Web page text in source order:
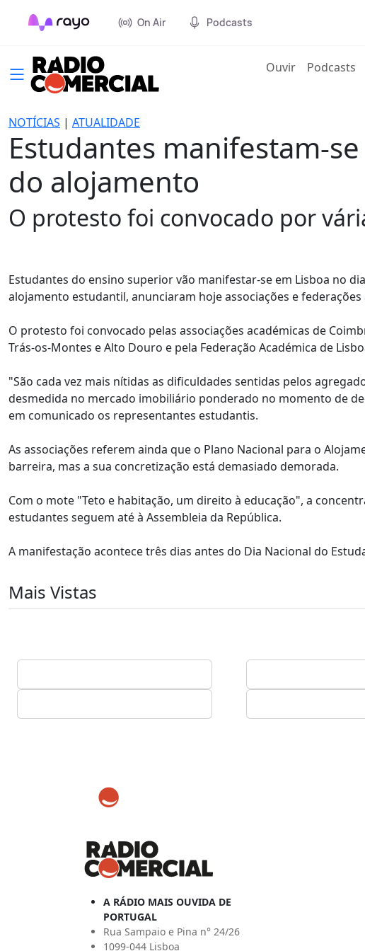
On Air Podcasts
Ouvir(current)
Podcasts
NOTÍCIAS | ATUALIDADE
Estudantes manifestam-
do alojamento
O protesto foi convocado por
Estudantes do ensino superior vão manifestar-se em Lisboa no
alojamento estudantil, anunciaram hoje associações e federações
O protesto foi convocado pelas associações académicas de
Trás-os-Montes e Alto Douro e pela Federação Académica de
"São cada vez mais nítidas as dificuldades sentidas pelos
desmedida no mercado imobiliário ponderado no momento de
em comunicado os representantes estudantis.
As associações referem ainda que o Plano Nacional para o
barreira, mas a sua concretização está demasiado demorada.
Com o mote "Teto e habitação, um direito à educação", a
estudantes seguem até à Assembleia da República.
A manifestação acontece três dias antes do Dia Nacional do
Mais Vistas
A RÁDIO MAIS OUVIDA DE
PORTUGAL
Rua Sampaio e Pina n° 24/26
1099-044 Lisboa